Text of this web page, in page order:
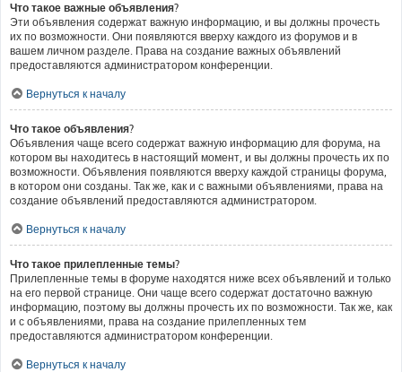
Что такое важные объявления?
Эти объявления содержат важную информацию, и вы должны прочесть
их по возможности. Они появляются вверху каждого из форумов и в
вашем личном разделе. Права на создание важных объявлений
предоставляются администратором конференции.
Вернуться к началу
Что такое объявления?
Объявления чаще всего содержат важную информацию для форума, на
котором вы находитесь в настоящий момент, и вы должны прочесть их по
возможности. Объявления появляются вверху каждой страницы форума,
в котором они созданы. Так же, как и с важными объявлениями, права на
создание объявлений предоставляются администратором.
Вернуться к началу
Что такое прилепленные темы?
Прилепленные темы в форуме находятся ниже всех объявлений и только
на его первой странице. Они чаще всего содержат достаточно важную
информацию, поэтому вы должны прочесть их по возможности. Так же, как
и с объявлениями, права на создание прилепленных тем
предоставляются администратором конференции.
Вернуться к началу